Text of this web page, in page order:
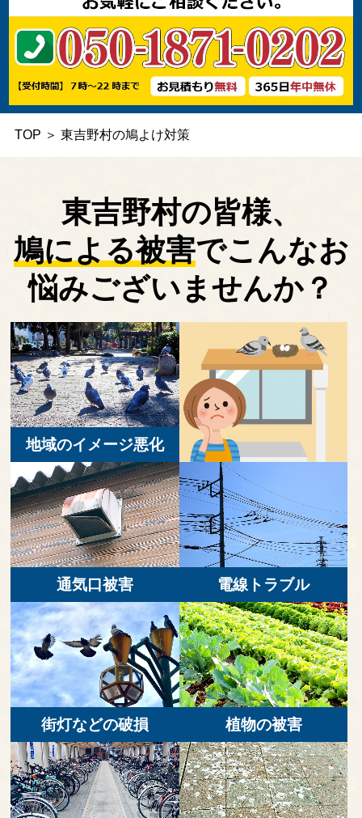
TOP ＞ 東吉野村の鳩よけ対策
東吉野村の皆様、
鳩による被害でこんなお
悩みございませんか？
地域のイメージ悪化
電線トラブル
通気口被害
植物の被害
街灯などの破損